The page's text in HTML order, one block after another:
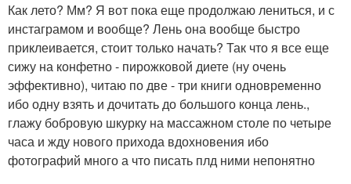
Как лето? Мм? Я вот пока еще продолжаю лениться, и с
инстаграмом и вообще? Лень она вообще быстро
приклеивается, стоит только начать? Так что я все еще
сижу на конфетно - пирожковой диете (ну очень
эффективно), читаю по две - три книги одновременно
ибо одну взять и дочитать до большого конца лень.,
глажу бобровую шкурку на массажном столе по четыре
часа и жду нового прихода вдохновения ибо
фотографий много а что писать плд ними непонятно